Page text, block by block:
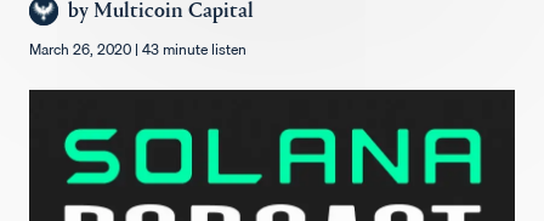
byMulticoin Capital
March 26, 2020 | 43 minute listen